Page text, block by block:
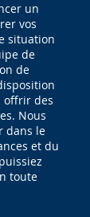
un
vos
situation
de
de
offrir des
Nous
dans le
et du
toute